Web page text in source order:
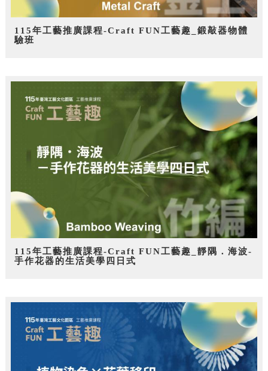
115年工藝推廣課程-Craft FUN工藝趣_鍛敲器物體
驗班
115年工藝推廣課程-Craft FUN工藝趣_靜隅．海波-
手作花器的生活美學四日式